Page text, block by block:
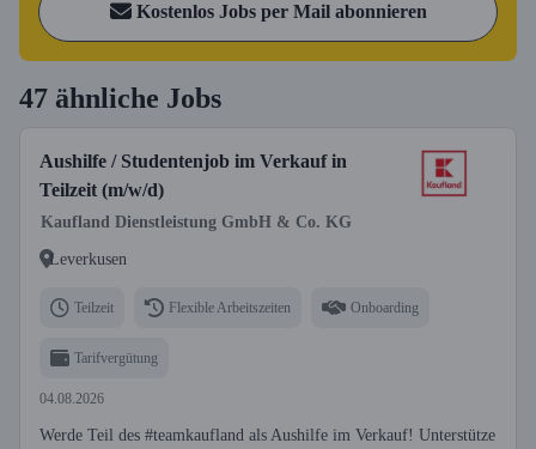
Kostenlos Jobs per Mail abonnieren
47 ähnliche Jobs
Aushilfe / Studentenjob im Verkauf in
Teilzeit (m/w/d)
Kaufland Dienstleistung GmbH & Co. KG
Leverkusen
Teilzeit Flexible Arbeitszeiten Onboarding
Tarifvergütung
04.08.2026
Werde Teil des #teamkaufland als Aushilfe im Verkauf! Unterstütze